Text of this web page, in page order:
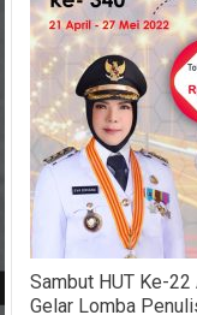
Sambut HUT Ke-
Gelar Lomba